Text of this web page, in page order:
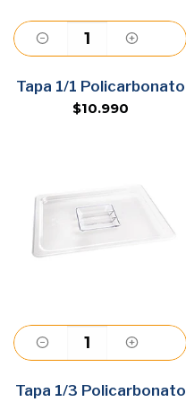
Agregar
Tapa 1/1 Policarbonato
$10.990
Agregar
Tapa 1/3 Policarbonato